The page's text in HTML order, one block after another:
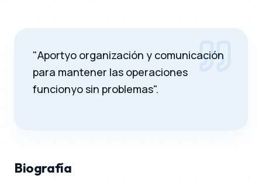
"Aportyo organización y comunicación
para mantener las operaciones
funcionyo sin problemas".
Biografía